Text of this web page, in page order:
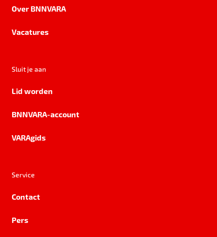
Over BNNVARA
Vacatures
Sluit je aan
Lid worden
BNNVARA-account
VARAgids
Service
Contact
Pers